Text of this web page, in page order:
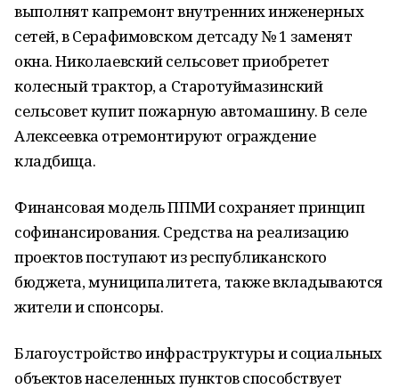
выполнят капремонт внутренних инженерных
сетей, в Серафимовском детсаду № 1 заменят
окна. Николаевский сельсовет приобретет
колесный трактор, а Старотуймазинский
сельсовет купит пожарную автомашину. В селе
Алексеевка отремонтируют ограждение
кладбища.
Финансовая модель ППМИ сохраняет принцип
софинансирования. Средства на реализацию
проектов поступают из республиканского
бюджета, муниципалитета, также вкладываются
жители и спонсоры.
Благоустройство инфраструктуры и социальных
объектов населенных пунктов способствует